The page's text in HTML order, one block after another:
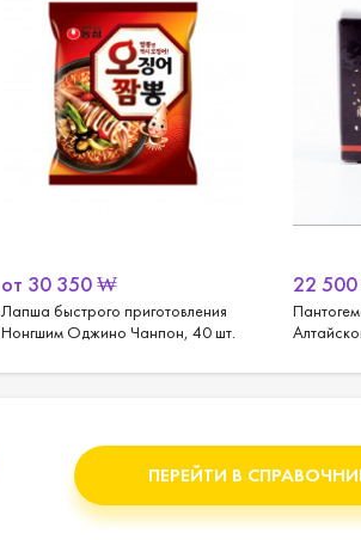
от 30 350₩
Лапша быстрого приготовления
Нонгшим Оджино Чанпон, 40 шт.
22 500
ПЕРЕЙТИ В